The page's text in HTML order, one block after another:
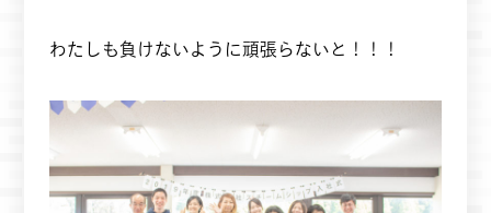
わたしも負けないように頑張らないと！！！